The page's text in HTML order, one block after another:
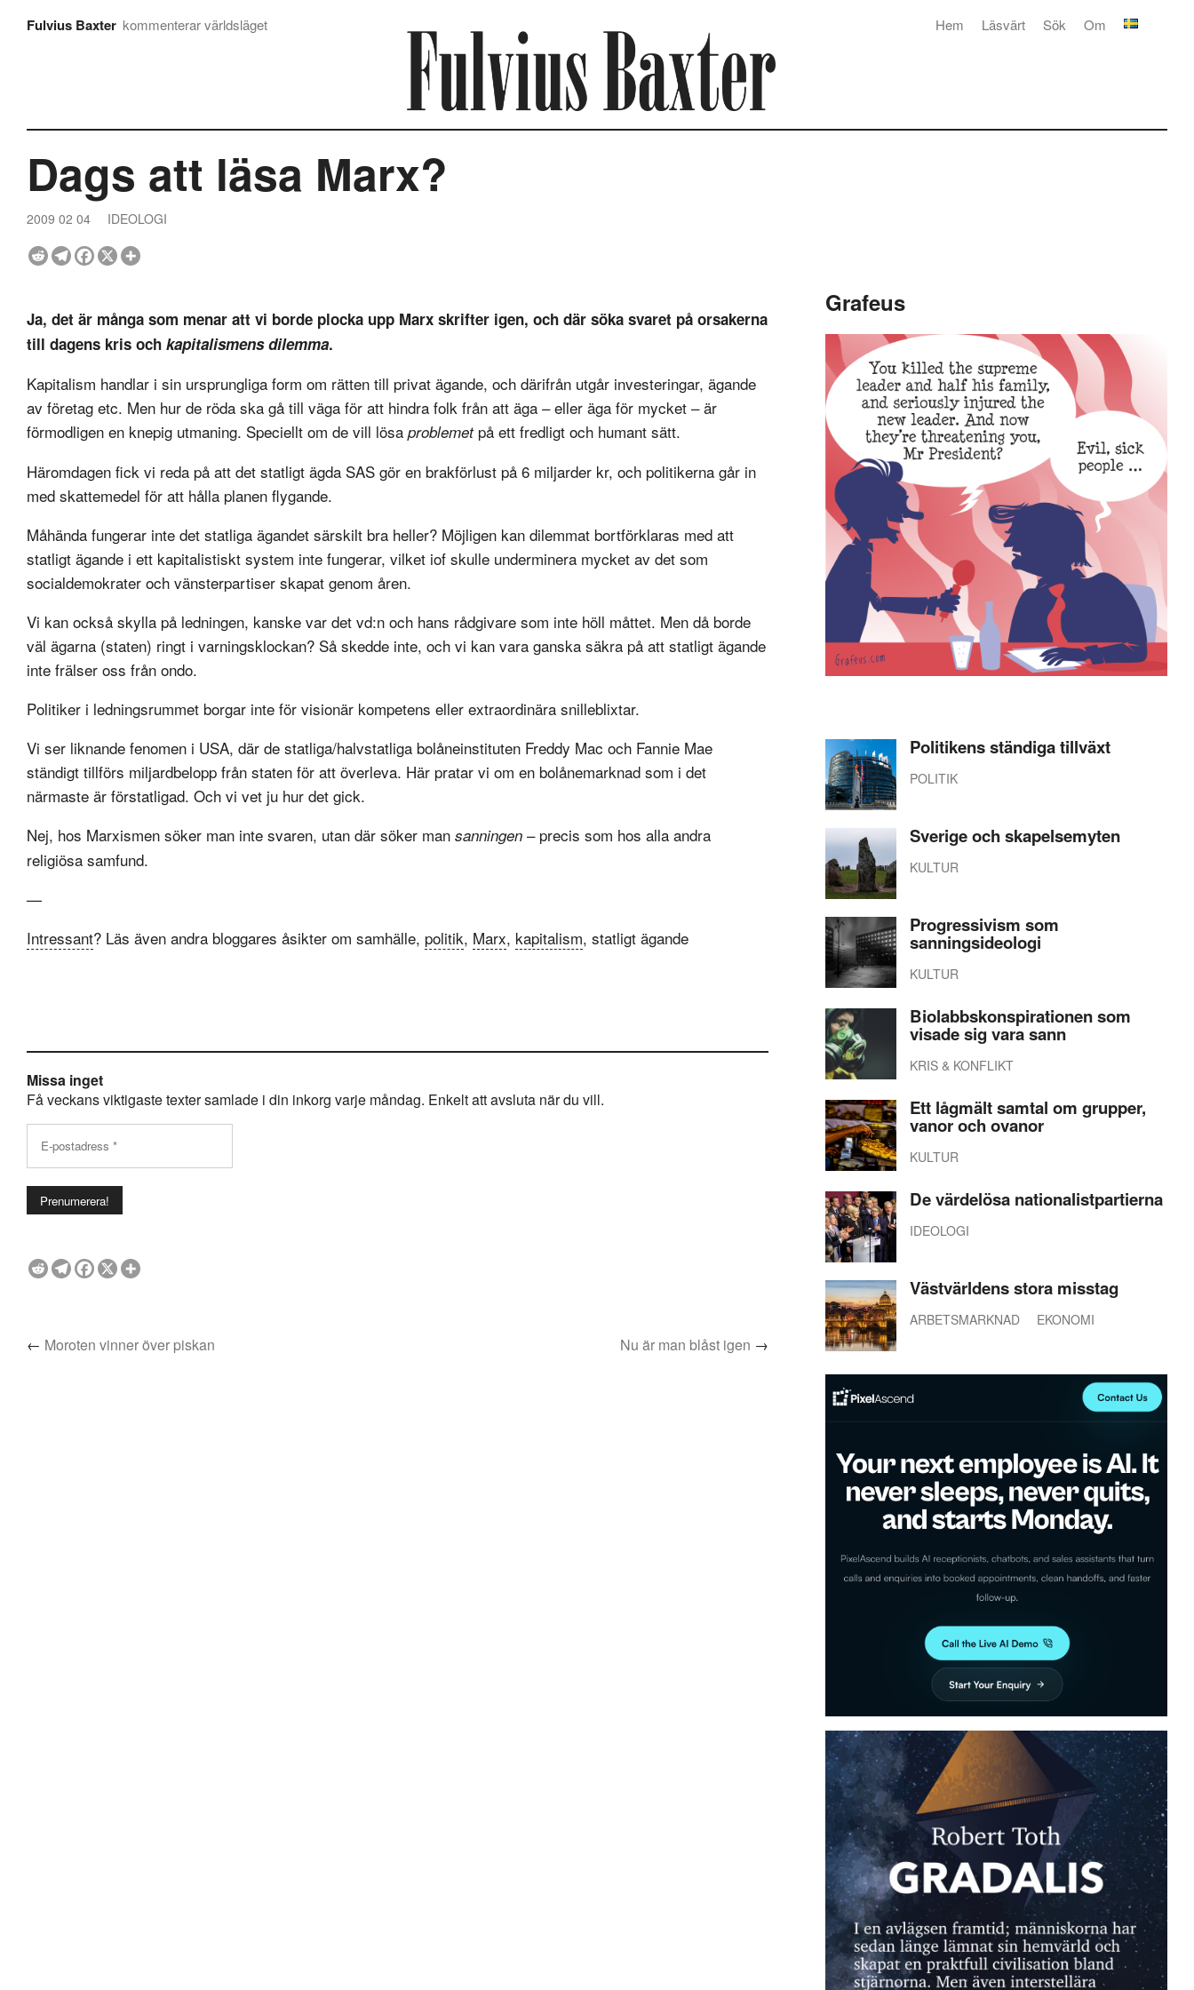
Fulvius Baxter kommenterar världsläget Om
Sök
Läsvärt
Hem
Dags att läsa Marx?
2009 02 04 IDEOLOGI
Ja, det är många som menar att vi borde plocka upp Marx skrifter igen, och där söka svaret på orsakerna
till dagens kris och kapitalismens dilemma.
Kapitalism handlar i sin ursprungliga form om rätten till privat ägande, och därifrån utgår investeringar, ägande
av företag etc. Men hur de röda ska gå till väga för att hindra folk från att äga – eller äga för mycket – är
förmodligen en knepig utmaning. Speciellt om de vill lösa problemetpå ett fredligt och humant sätt.
Häromdagen fick vi reda på att det statligt ägda SAS gör en brakförlust på 6 miljarder kr, och politikerna går in
med skattemedel för att hålla planen flygande.
Måhända fungerar inte det statliga ägandet särskilt bra heller? Möjligen kan dilemmat bortförklaras med att
statligt ägande i ett kapitalistiskt system inte fungerar, vilket iof skulle underminera mycket av det som
socialdemokrater och vänsterpartiser skapat genom åren.
Vi kan också skylla på ledningen, kanske var det vd:n och hans rådgivare som inte höll måttet. Men då borde
väl ägarna (staten) ringt i varningsklockan? Så skedde inte, och vi kan vara ganska säkra på att statligt ägande
inte frälser oss från ondo.
Politiker i ledningsrummet borgar inte för visionär kompetens eller extraordinära snilleblixtar.
Vi ser liknande fenomen i USA, där de statliga/halvstatliga bolåneinstituten Freddy Mac och Fannie Mae
ständigt tillförs miljardbelopp från staten för att överleva. Här pratar vi om en bolånemarknad som i det
närmaste är förstatligad. Och vi vet ju hur det gick.
Nej, hos Marxismen söker man inte svaren, utan där söker man sanningen – precis som hos alla andra
religiösa samfund.
—
Intressant? Läs även andra bloggares åsikter om samhälle, politik, Marx, kapitalism, statligt ägande
Missa inget
Få veckans viktigaste texter samlade i din inkorg varje måndag. Enkelt att avsluta när du vill.
← Moroten vinner över piskan Nu är man blåst igen →
Grafeus
Politikens ständiga tillväxt
POLITIK
Sverige och skapelsemyten
KULTUR
Progressivism som
sanningsideologi
KULTUR
Biolabbskonspirationen som
visade sig vara sann
KRIS & KONFLIKT
Ett lågmält samtal om grupper,
vanor och ovanor
KULTUR
De värdelösa nationalistpartierna
IDEOLOGI
Västvärldens stora misstag
ARBETSMARKNAD EKONOMI